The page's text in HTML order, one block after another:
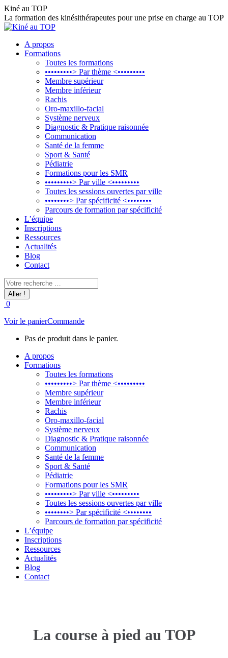
Aller
au
contenu
Kiné au TOP
La formation des kinésithérapeutes pour une prise en charge au TOP
A propos
Formations
Toutes les formations
•••••••••> Par thème <•••••••••
Membre supérieur
Membre inférieur
Rachis
Oro-maxillo-facial
Système nerveux
Diagnostic & Pratique raisonnée
Communication
Santé de la femme
Sport & Santé
Pédiatrie
Formations pour les SMR
•••••••••> Par ville <•••••••••
Toutes les sessions ouvertes par ville
••••••••> Par spécificité <••••••••
Parcours de formation par spécificité
L’équipe
Inscriptions
Ressources
Actualités
Blog
Contact
Recherche
:
0
Voir le panierCommande
Pas de produit dans le panier.
A propos
Formations
Toutes les formations
•••••••••> Par thème <•••••••••
Membre supérieur
Membre inférieur
Rachis
Oro-maxillo-facial
Système nerveux
Diagnostic & Pratique raisonnée
Communication
Santé de la femme
Sport & Santé
Pédiatrie
Formations pour les SMR
•••••••••> Par ville <•••••••••
Toutes les sessions ouvertes par ville
••••••••> Par spécificité <••••••••
Parcours de formation par spécificité
L’équipe
Inscriptions
Ressources
Actualités
Blog
Contact
La course à pied au TOP